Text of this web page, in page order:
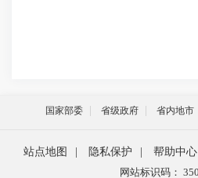
国家部委 省级政府 省内地市
站点地图 隐私保护 帮助中心
网站标识码：